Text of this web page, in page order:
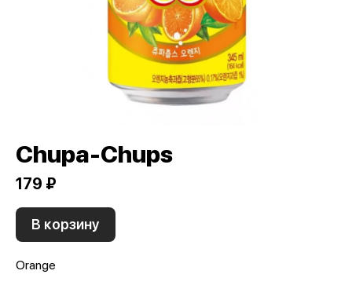
Chupa-Chups
179 ₽
В корзину
Orange